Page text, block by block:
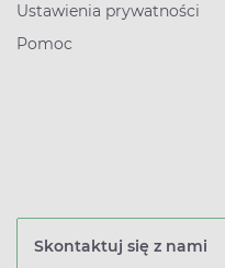
Ustawienia prywatności
Pomoc
Skontaktuj się z nami